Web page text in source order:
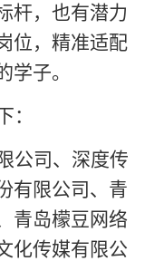
杆，也有潜力
位，精准适配
学子。
：
公司、深度传
有限公司、青
青岛檬豆网络
化传媒有限公